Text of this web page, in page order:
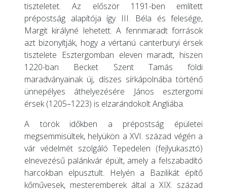
tiszteletet. Az először 1191-ben említett
prépostság alapítója így III. Béla és felesége,
Margit királyné lehetett. A fennmaradt források
azt bizonyítják, hogy a vértanú canterburyi érsek
tisztelete Esztergomban eleven maradt, hiszen
1220-ban Becket Szent Tamás földi
maradványainak új, díszes sírkápolnába történő
ünnepélyes áthelyezésére János esztergomi
érsek (1205–1223) is elzarándokolt Angliába.
A török időkben a prépostság épületei
megsemmisültek, helyükön a XVI. század végén a
vár védelmét szolgáló Tepedelen (fejlyukasztó)
elnevezésű palánkvár épült, amely a felszabadító
harcokban elpusztult. Helyén a Bazilikát építő
kőművesek, mesteremberek által a XIX. század